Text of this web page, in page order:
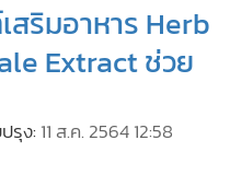
ริมอาหาร Herb
Extract ช่วย
รุง: 11 ส.ค. 2564 12:58